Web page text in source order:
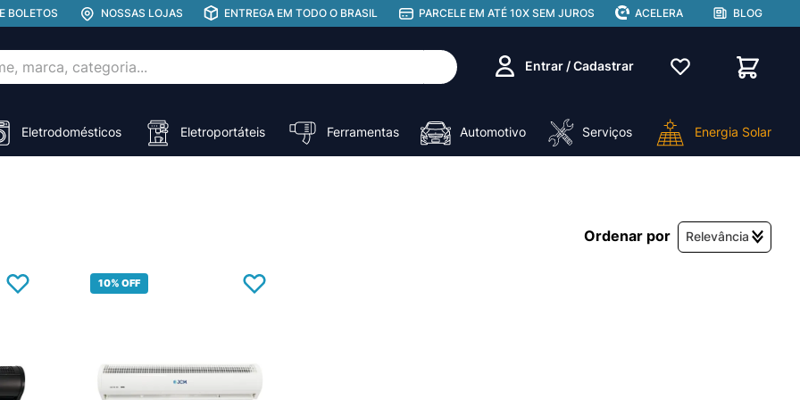
BOLETOS NOSSAS LOJAS ENTREGA EM TODO O BRASIL PARCELE EM ATÉ 10X SEM JUROS ACELERA BLOG
categoria... Entrar / Cadastrar
Eletrodomésticos Eletroportáteis Ferramentas Automotivo Serviços Energia Solar
Relevância
10% OFF